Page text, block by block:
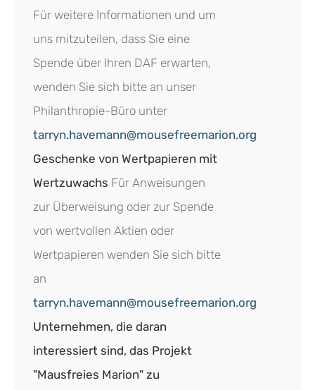
Für weitere Informationen und um
uns mitzuteilen, dass Sie eine
Spende über Ihren DAF erwarten,
wenden Sie sich bitte an unser
Philanthropie-Büro unter
tarryn.havemann@mousefreemarion.org
Geschenke von Wertpapieren mit
Wertzuwachs Für Anweisungen
zur Überweisung oder zur Spende
von wertvollen Aktien oder
Wertpapieren wenden Sie sich bitte
an
tarryn.havemann@mousefreemarion.org
Unternehmen, die daran
interessiert sind, das Projekt
"Mausfreies Marion" zu